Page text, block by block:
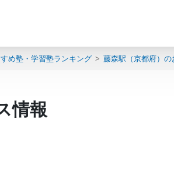
め塾・学習塾ランキング 藤森駅（京都府）
情報